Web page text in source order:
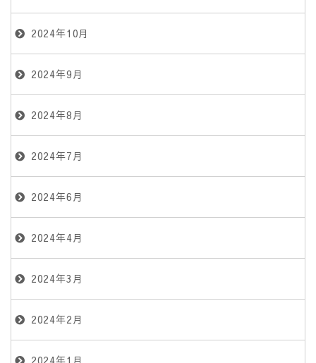
2024年10月
2024年9月
2024年8月
2024年7月
2024年6月
2024年4月
2024年3月
2024年2月
2024年1月